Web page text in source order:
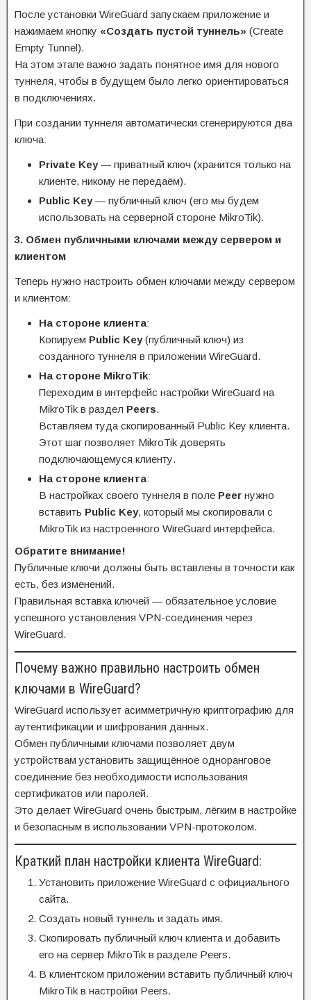
После установки WireGuard запускаем приложение и
нажимаем кнопку «Создать пустой туннель» (Create
Empty Tunnel).
На этом этапе важно задать понятное имя для нового
туннеля, чтобы в будущем было легко ориентироваться
в подключениях.
При создании туннеля автоматически сгенерируются два
ключа:
Private Key— приватный ключ (хранится только на
клиенте, никому не передаём).
Public Key— публичный ключ (его мы будем
использовать на серверной стороне MikroTik).
3. Обмен публичными ключами между сервером и
клиентом
Теперь нужно настроить обмен ключами между сервером
и клиентом:
На стороне клиента:
Копируем Public Key(публичный ключ) из
созданного туннеля в приложении WireGuard.
На стороне MikroTik:
Переходим в интерфейс настройки WireGuard на
MikroTik в раздел Peers.
Вставляем туда скопированный Public Key клиента.
Этот шаг позволяет MikroTik доверять
подключающемуся клиенту.
На стороне клиента:
В настройках своего туннеля в поле Peer нужно
вставить Public Key, который мы скопировали с
MikroTik из настроенного WireGuard интерфейса.
Обратите внимание!
Публичные ключи должны быть вставлены в точности как
есть, без изменений.
Правильная вставка ключей — обязательное условие
успешного установления VPN-соединения через
WireGuard.
Почему важно правильно настроить обмен
ключами в WireGuard?
WireGuard использует асимметричную криптографию для
аутентификации и шифрования данных.
Обмен публичными ключами позволяет двум
устройствам установить защищённое одноранговое
соединение без необходимости использования
сертификатов или паролей.
Это делает WireGuard очень быстрым, лёгким в настройке
и безопасным в использовании VPN-протоколом.
Краткий план настройки клиента WireGuard:
Установить приложение WireGuard с официального
сайта.
Создать новый туннель и задать имя.
Скопировать публичный ключ клиента и добавить
его на сервер MikroTik в разделе Peers.
В клиентском приложении вставить публичный ключ
MikroTik в настройки Peers.